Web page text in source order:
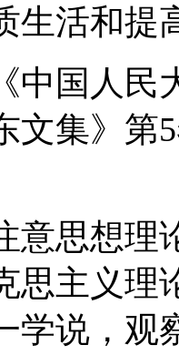
生活和提
国人民大
文集》第
思想理
思主义理
学说，观